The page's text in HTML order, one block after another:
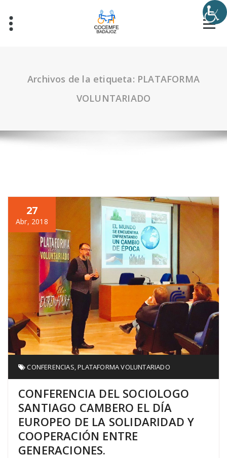
Archivos de la etiqueta: PLATAFORMA
VOLUNTARIADO
27
Abr, 2018
CONFERENCIAS ,PLATAFORMA VOLUNTARIADO
CONFERENCIA DEL SOCIOLOGO
SANTIAGO CAMBERO EL DÍA
EUROPEO DE LA SOLIDARIDAD Y
COOPERACIÓN ENTRE
GENERACIONES.